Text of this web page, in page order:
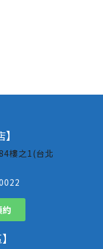
樓之1(台北